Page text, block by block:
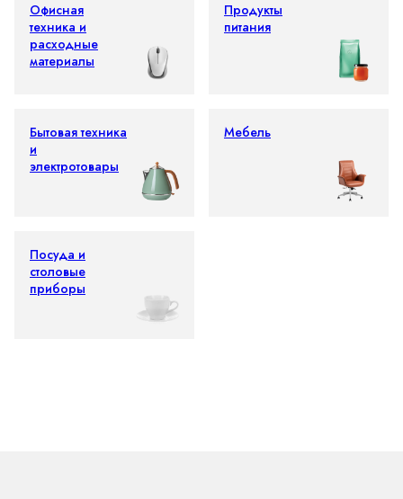
Офисная
техника и
расходные
материалы
Продукты
питания
Бытовая техника
и
электротовары
Мебель
Посуда и
столовые
приборы